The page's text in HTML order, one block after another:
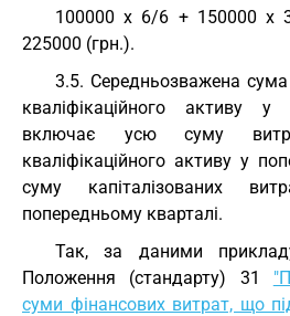
100000 х 6/6 + 150000 х
225000 (грн.).
3.5. Середньозважена
кваліфікаційного активу у
включає усю суму
кваліфікаційного активу у
суму капіталізованих
попередньому кварталі.
Так, за даними
Положення (стандарту) 31
суми фінансових витрат, що